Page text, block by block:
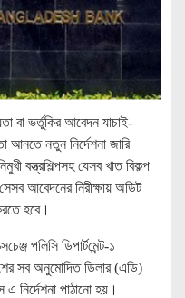
বা ভর্তুকির আবেদন যাচাই-
আনতে নতুন নির্দেশনা জারি
বস্ত্রশিল্পসহ যেসব খাত বিকল্প
আবেদনের নিরীক্ষায় অডিট
হবে।
পলিসি ডিপার্টমেন্ট-১
সব অনুমোদিত ডিলার (এডি)
এ নির্দেশনা পাঠানো হয়।